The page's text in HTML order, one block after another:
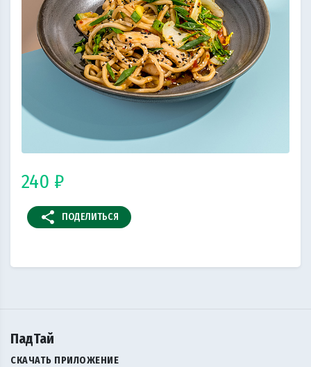
240 ₽
share ПОДЕЛИТЬСЯ
ПадТай
СКАЧАТЬ ПРИЛОЖЕНИЕ